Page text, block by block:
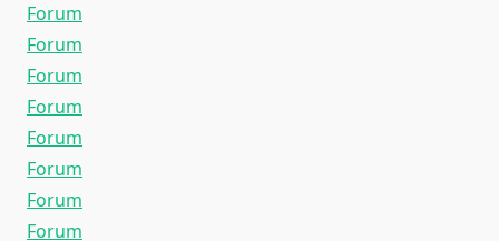
Forum
Forum
Forum
Forum
Forum
Forum
Forum
Forum